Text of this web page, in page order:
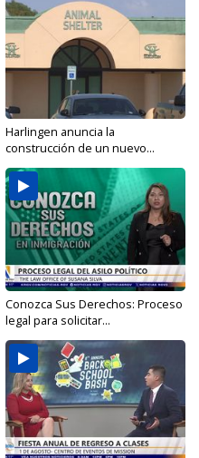
Harlingen anuncia la
construcción de un nuevo...
Conozca Sus Derechos: Proceso
legal para solicitar...